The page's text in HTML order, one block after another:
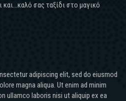
σας ταξίδι στο μαγικό
adipiscing elit, sed do eiusmod
magna aliqua. Ut enim ad minim
ullamco laboris nisi ut aliquip ex ea